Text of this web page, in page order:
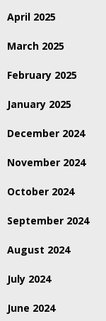
April 2025
March 2025
February 2025
January 2025
December 2024
November 2024
October 2024
September 2024
August 2024
July 2024
June 2024